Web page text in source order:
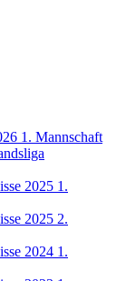
1. Mannschaft
2025 1.
2025 2.
2024 1.